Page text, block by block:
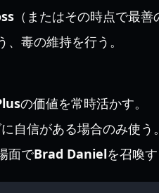
（またはその時点で最善
毒の維持を行う。
の価値を常時活かす。
自信がある場合のみ使う。
面でBrad Danielを召喚す